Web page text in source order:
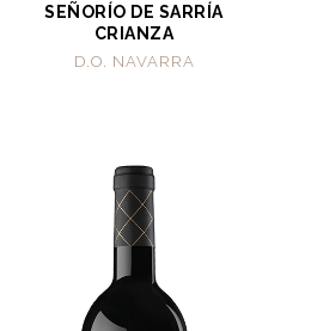
SEÑORÍO DE SARRÍA
CRIANZA
D.O. NAVARRA